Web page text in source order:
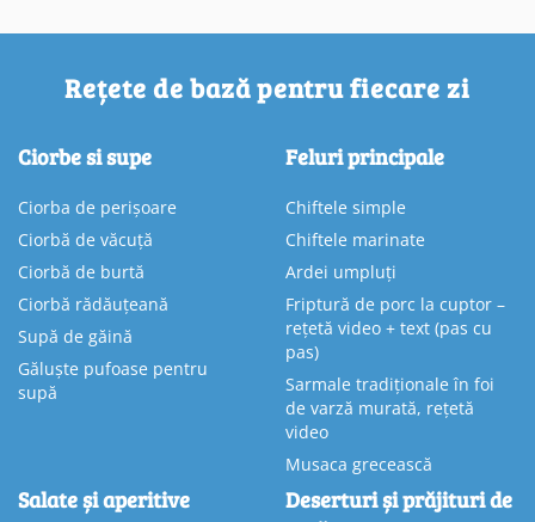
Rețete de bază pentru fiecare zi
Ciorbe si supe
Ciorba de perișoare
Ciorbă de văcuță
Ciorbă de burtă
Ciorbă rădăuțeană
Supă de găină
Găluște pufoase pentru
supă
Feluri principale
Chiftele simple
Chiftele marinate
Ardei umpluți
Friptură de porc la cuptor –
rețetă video + text (pas cu
pas)
Sarmale tradiționale în foi
de varză murată, rețetă
video
Musaca grecească
Salate și aperitive
Deserturi și prăjituri de